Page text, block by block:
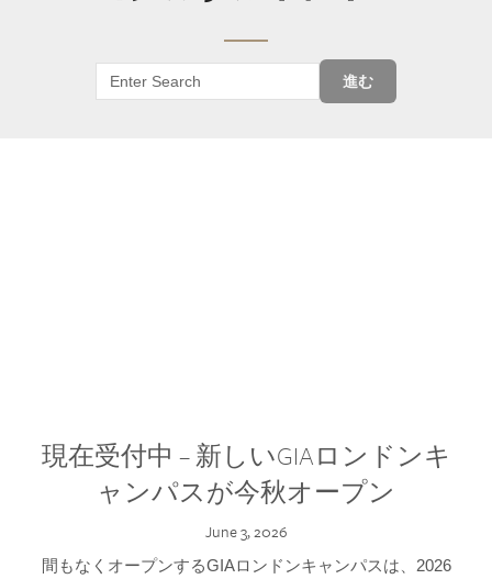
進む
現在受付中 – 新しいGIAロンドンキ
ャンパスが今秋オープン
June 3, 2026
間もなくオープンするGIAロンドンキャンパスは、2026